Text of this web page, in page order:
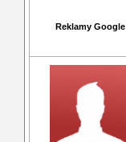
Reklamy Google